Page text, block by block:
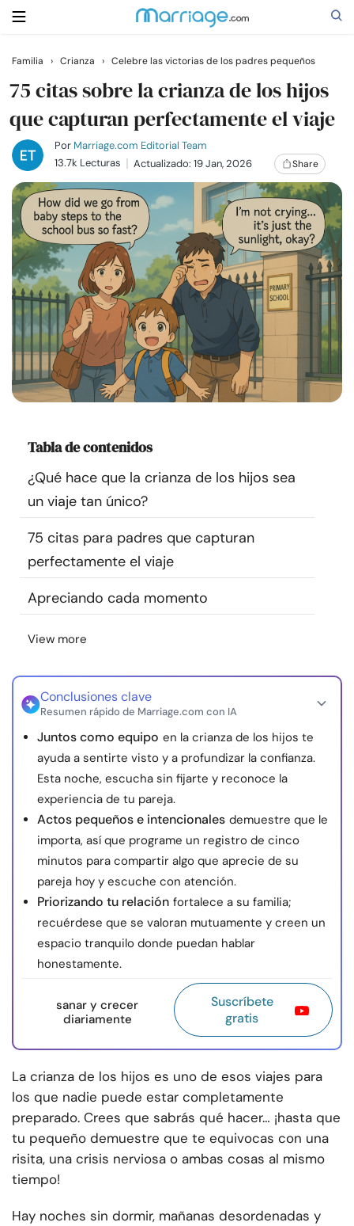
Buscar
Casarse
Relaciones
Familia
Ayuda
Cursos
Recursos
Idioma
Sobre nosotros Contáctanos
nosotros
© Copyright 2026. Todos los derechos reservados.
Familia › Crianza › Celebre las victorias de los padres pequeños
75 citas sobre la crianza de los hijos
que capturan perfectamente el viaje
Por Marriage.com Editorial Team
13.7k Lecturas
Actualizado: 19 Jan, 2026 Share
Tabla de contenidos
¿Qué hace que la crianza de los hijos sea
un viaje tan único?
75 citas para padres que capturan
perfectamente el viaje
Apreciando cada momento
View more
Conclusiones clave
Resumen rápido de Marriage.com con IA
Juntos como equipo en la crianza de los hijos te
ayuda a sentirte visto y a profundizar la confianza.
Esta noche, escucha sin fijarte y reconoce la
experiencia de tu pareja.
Actos pequeños e intencionales demuestre que le
importa, así que programe un registro de cinco
minutos para compartir algo que aprecie de su
pareja hoy y escuche con atención.
Priorizando tu relación fortalece a su familia;
recuérdese que se valoran mutuamente y creen un
espacio tranquilo donde puedan hablar
honestamente.
sanar y crecer
diariamente
Suscríbete
gratis
La crianza de los hijos es uno de esos viajes para
los que nadie puede estar completamente
preparado. Crees que sabrás qué hacer… ¡hasta que
tu pequeño demuestre que te equivocas con una
risita, una crisis nerviosa o ambas cosas al mismo
tiempo!
Hay noches sin dormir, mañanas desordenadas y